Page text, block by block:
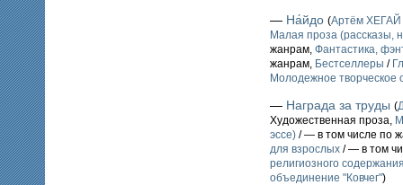
— На́йдо (Артём ХЕГАЙ
Малая проза (рассказы,
жанрам, Фантастика,
жанрам, Бестселлеры /
Молодежное творческое
— Награда за труды (
Художественная проза,
эссе) / — в том числе по
для взрослых / — в том
религиозного
объединение "Ковчег")